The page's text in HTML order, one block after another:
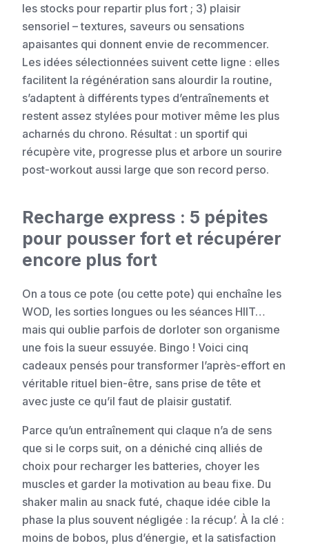
les stocks pour repartir plus fort ; 3) plaisir
sensoriel – textures, saveurs ou sensations
apaisantes qui donnent envie de recommencer.
Les idées sélectionnées suivent cette ligne : elles
facilitent la régénération sans alourdir la routine,
s’adaptent à différents types d’entraînements et
restent assez stylées pour motiver même les plus
acharnés du chrono. Résultat : un sportif qui
récupère vite, progresse plus et arbore un sourire
post-workout aussi large que son record perso.
Recharge express : 5 pépites
pour pousser fort et récupérer
encore plus fort
On a tous ce pote (ou cette pote) qui enchaîne les
WOD, les sorties longues ou les séances HIIT…
mais qui oublie parfois de dorloter son organisme
une fois la sueur essuyée. Bingo ! Voici cinq
cadeaux pensés pour transformer l’après-effort en
véritable rituel bien-être, sans prise de tête et
avec juste ce qu’il faut de plaisir gustatif.
Parce qu’un entraînement qui claque n’a de sens
que si le corps suit, on a déniché cinq alliés de
choix pour recharger les batteries, choyer les
muscles et garder la motivation au beau fixe. Du
shaker malin au snack futé, chaque idée cible la
phase la plus souvent négligée : la récup’. À la clé :
moins de bobos, plus d’énergie, et la satisfaction